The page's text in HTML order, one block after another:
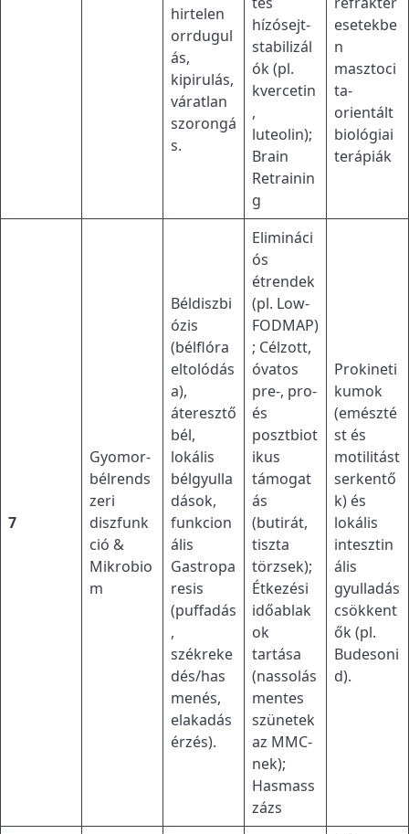
hirtelen
orrdugul
ás,
kipirulás,
váratlan
szorongá
s.
hízósejt-
stabilizál
ók (pl.
kvercetin
,
luteolin);
Brain
Retrainin
g
esetekbe
n
masztoci
ta-
orientált
biológiai
terápiák
7
Gyomor-
bélrends
zeri
diszfunk
ció &
Mikrobio
m
Béldiszbi
ózis
(bélflóra
eltolódás
a),
áteresztő
bél,
lokális
bélgyulla
dások,
funkcion
ális
Gastropa
resis
(puffadás
,
székreke
dés/has
menés,
elakadás
érzés).
Elimináci
ós
étrendek
(pl. Low-
FODMAP)
; Célzott,
óvatos
pre-, pro-
és
posztbiot
ikus
támogat
ás
(butirát,
tiszta
törzsek);
Étkezési
időablak
ok
tartása
(nassolás
mentes
szünetek
az MMC-
nek);
Hasmass
zázs
Prokineti
kumok
(emészté
st és
motilitást
serkentő
k) és
lokális
intesztin
ális
gyulladás
csökkent
ők (pl.
Budesoni
d).